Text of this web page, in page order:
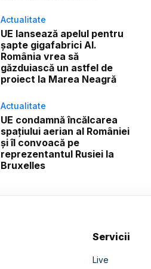
Actualitate
UE lansează apelul pentru
șapte gigafabrici AI.
România vrea să
găzduiască un astfel de
proiect la Marea Neagră
Actualitate
UE condamnă încălcarea
spațiului aerian al României
și îl convoacă pe
reprezentantul Rusiei la
Bruxelles
Servicii
Live